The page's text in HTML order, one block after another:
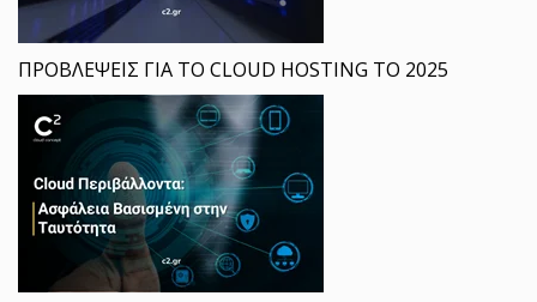
ΠΡΟΒΛΕΨΕΙΣ ΓΙΑ ΤΟ CLOUD HOSTING ΤΟ 2025